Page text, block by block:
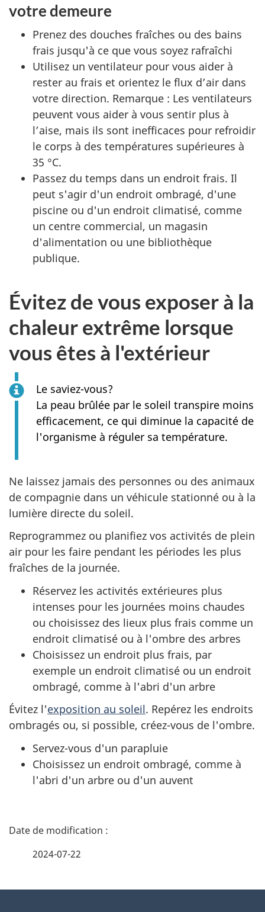
votre demeure
Prenez des douches fraîches ou des bains
frais jusqu'à ce que vous soyez rafraîchi
Utilisez un ventilateur pour vous aider à
rester au frais et orientez le flux d’air dans
votre direction. Remarque : Les ventilateurs
peuvent vous aider à vous sentir plus à
l’aise, mais ils sont inefficaces pour refroidir
le corps à des températures supérieures à
35 °C.
Passez du temps dans un endroit frais. Il
peut s'agir d'un endroit ombragé, d'une
piscine ou d'un endroit climatisé, comme
un centre commercial, un magasin
d'alimentation ou une bibliothèque
publique.
Évitez de vous exposer à la
chaleur extrême lorsque
vous êtes à l'extérieur
Le saviez-vous?
La peau brûlée par le soleil transpire moins
efficacement, ce qui diminue la capacité de
l'organisme à réguler sa température.
Ne laissez jamais des personnes ou des animaux
de compagnie dans un véhicule stationné ou à la
lumière directe du soleil.
Reprogrammez ou planifiez vos activités de plein
air pour les faire pendant les périodes les plus
fraîches de la journée.
Réservez les activités extérieures plus
intenses pour les journées moins chaudes
ou choisissez des lieux plus frais comme un
endroit climatisé ou à l'ombre des arbres
Choisissez un endroit plus frais, par
exemple un endroit climatisé ou un endroit
ombragé, comme à l'abri d'un arbre
Évitez l'exposition au soleil. Repérez les endroits
ombragés ou, si possible, créez-vous de l'ombre.
Servez-vous d'un parapluie
Choisissez un endroit ombragé, comme à
l'abri d'un arbre ou d'un auvent
D
2024-07-22